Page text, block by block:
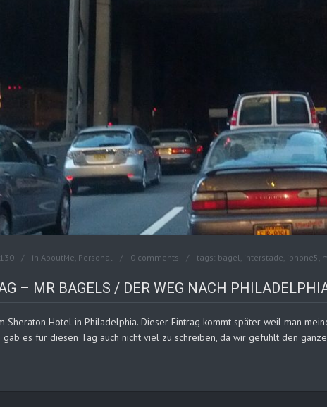
in AboutMe Personal 0 comments tags: bagel interstade iphone5
– MR BAGELS / DER WEG NACH
Sheraton Hotel in Philadelphia. Dieser Eintrag kommt später weil man
gab es für diesen Tag auch nicht viel zu schreiben, da wir gefühlt den